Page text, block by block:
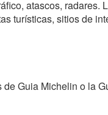
atascos, radares.
turísticas, sitios de
Guia Michelin o la